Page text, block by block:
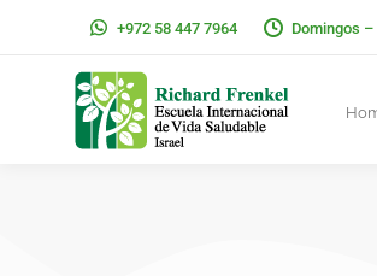
+972 58 447 7964 Domingos